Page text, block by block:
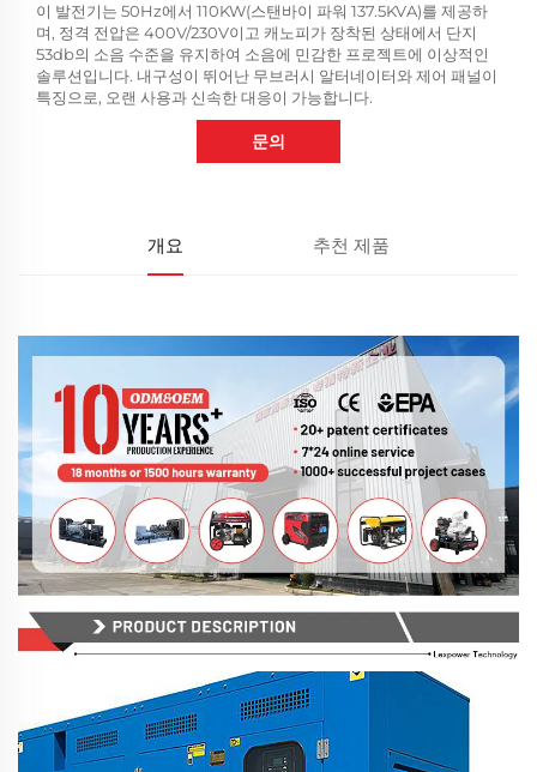
이 발전기는 50Hz에서 110KW(스탠바이 파워 137.5KVA)를 제공하
며, 정격 전압은 400V/230V이고 캐노피가 장착된 상태에서 단지
53db의 소음 수준을 유지하여 소음에 민감한 프로젝트에 이상적인
솔루션입니다. 내구성이 뛰어난 무브러시 알터네이터와 제어 패널이
특징으로, 오랜 사용과 신속한 대응이 가능합니다.
문의
개요 추천 제품